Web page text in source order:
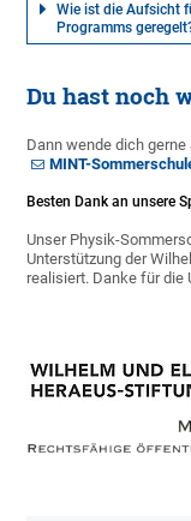
Wie ist die Aufsicht
Programms
Du hast noch
Dann wende dich gerne
MINT-
Besten Dank an unsere
Unser Physik-
Unterstützung der
realisiert. Danke für die